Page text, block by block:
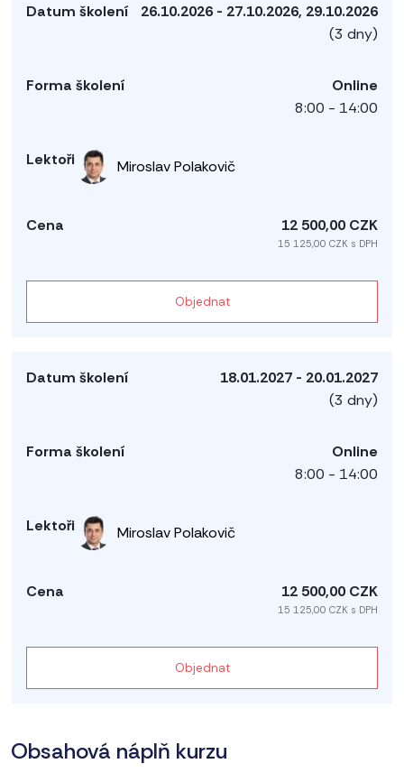
26.10.2026 - 27.10.2026, 29.10.2026
(3 dny)
Online
8:00 - 14:00
Miroslav Polakovič
12 500,00 CZK
15 125,00 CZK s DPH
Objednat
18.01.2027 - 20.01.2027
(3 dny)
Online
8:00 - 14:00
Miroslav Polakovič
12 500,00 CZK
15 125,00 CZK s DPH
Objednat
Obsahová náplň kurzu